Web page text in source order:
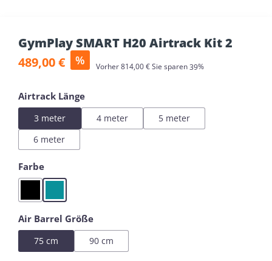
GymPlay SMART H20 Airtrack Kit 2
Verkaufspreis:
489,00 € % VorherRegulärer Preis:
814,00 €Sie sparen39%
Airtrack Längeauswählen
3 meter 4 meter
5 meter
6 meter
Farbeauswählen
Black Mint
Air Barrel Größeauswählen
75 cm 90 cm